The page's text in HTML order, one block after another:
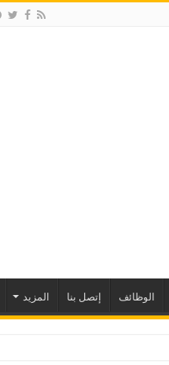
الوظائف إتصل بنا المزيد